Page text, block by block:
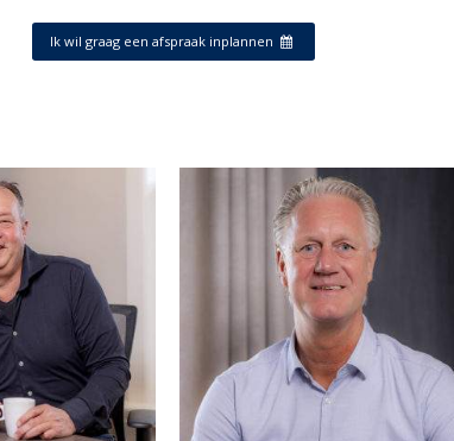
Ik wil graag een afspraak inplannen